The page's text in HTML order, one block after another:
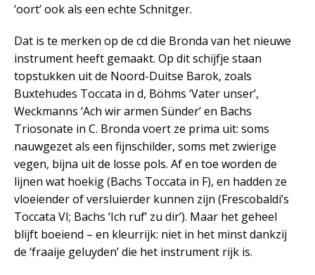
‘oort’ ook als een echte Schnitger.
Dat is te merken op de cd die Bronda van het nieuwe
instrument heeft gemaakt. Op dit schijfje staan
topstukken uit de Noord-Duitse Barok, zoals
Buxtehudes Toccata in d, Böhms ‘Vater unser’,
Weckmanns ‘Ach wir armen Sünder’ en Bachs
Triosonate in C. Bronda voert ze prima uit: soms
nauwgezet als een fijnschilder, soms met zwierige
vegen, bijna uit de losse pols. Af en toe worden de
lijnen wat hoekig (Bachs Toccata in F), en hadden ze
vloeiender of versluierder kunnen zijn (Frescobaldi’s
Toccata VI; Bachs ‘Ich ruf’ zu dir’). Maar het geheel
blijft boeiend – en kleurrijk: niet in het minst dankzij
de ‘fraaije geluyden’ die het instrument rijk is.